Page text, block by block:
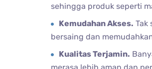
sehingga produk seperti
Kemudahan Akses. Tak
bersaing dan
Kualitas Terjamin.
merasa lebih aman dan